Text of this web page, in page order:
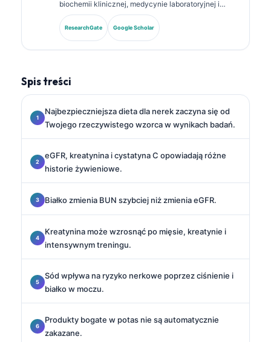
biochemii klinicznej, medycynie laboratoryjnej i
badaniach nad biomarkerami. Były prezes
Niemieckiego Towarzystwa Chemii Klinicznej,
specjalizuje się w analizie paneli diagnostycznych,
ResearchGate Google Scholar
Spis treści
Najbezpieczniejsza dieta dla nerek zaczyna się od
Twojego rzeczywistego wzorca w wynikach badań.
eGFR, kreatynina i cystatyna C opowiadają różne
historie żywieniowe.
Białko zmienia BUN szybciej niż zmienia eGFR.
Kreatynina może wzrosnąć po mięsie, kreatynie i
intensywnym treningu.
Sód wpływa na ryzyko nerkowe poprzez ciśnienie i
białko w moczu.
Produkty bogate w potas nie są automatycznie
zakazane.